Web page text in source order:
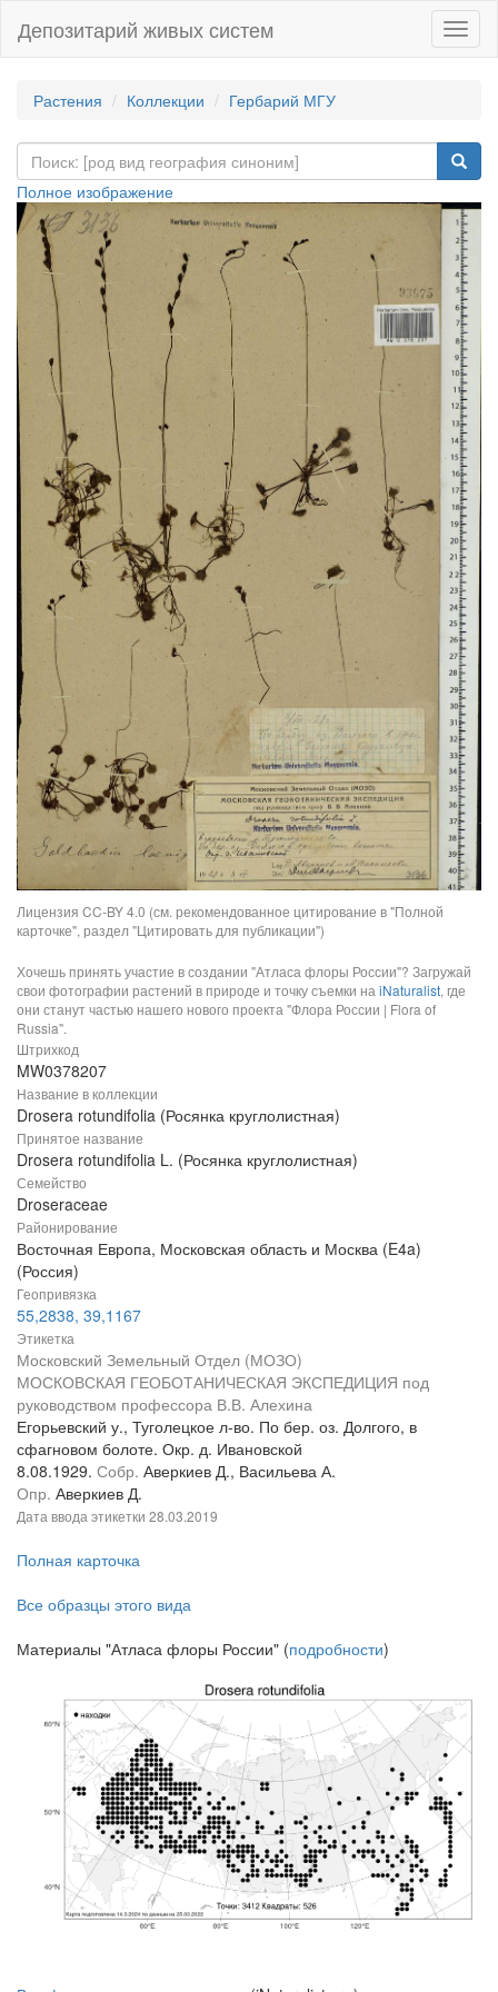
Депозитарий живых систем
Растения Коллекции Гербарий МГУ
Полное изображение
Лицензия CC-BY 4.0 (см. рекомендованное цитирование в "Полной
карточке", раздел "Цитировать для публикации")
Хочешь принять участие в создании "Атласа флоры России"? Загружай
свои фотографии растений в природе и точку съемки на iNaturalist, где
они станут частью нашего нового проекта "Флора России | Flora of
Russia".
Штрихкод
MW0378207
Название в коллекции
Drosera rotundifolia (Росянка круглолистная)
Принятое название
Drosera rotundifolia L. (Росянка круглолистная)
Семейство
Droseraceae
Районирование
Восточная Европа, Московская область и Москва (E4a)
(Россия)
Геопривязка
55,2838, 39,1167
Этикетка
Московский Земельный Отдел (МОЗО)
МОСКОВСКАЯ ГЕОБОТАНИЧЕСКАЯ ЭКСПЕДИЦИЯ под
руководством профессора В.В. Алехина
Егорьевский у., Туголецкое л-во. По бер. оз. Долгого, в
сфагновом болоте. Окр. д. Ивановской
8.08.1929. Собр. Аверкиев Д., Васильева А.
Опр. Аверкиев Д.
Дата ввода этикетки 28.03.2019
Полная карточка
Все образцы этого вида
Материалы "Атласа флоры России" (подробности)